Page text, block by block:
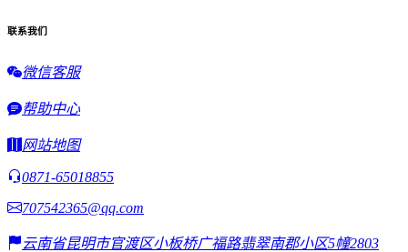
联系我们
微信客服
帮助中心
网站地图
0871-65018855
707542365@qq.com
云南省昆明市官渡区小板桥广福路翡翠南郡小区5幢2803